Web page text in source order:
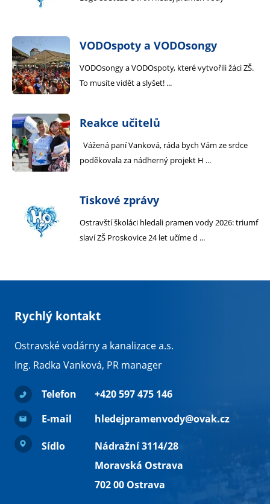
VODOspoty a VODOsongy
VODOsongy a VODOspoty, které vytvořili žáci ZŠ.
To musíte vidět a slyšet! ...
Reakce učitelů
Vážená paní Vanková, ráda bych Vám ze srdce
poděkovala za nádherný projekt H ...
Tiskové zprávy
Ostravští školáci hledali pramen vody 2026: triumf
slaví ZŠ Proskovice 24 let učíme d ...
Rychlý kontakt
Ostravské vodárny a kanalizace a.s.
Ing. Radka Vanková, PR manager
Telefon
+420 597 475 146
E-mail
hledejpramenvody@ovak.cz
Sídlo
Nádražní 3114/28
Moravská Ostrava
702 00 Ostrava